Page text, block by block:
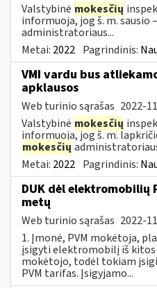
Valstybinė mokesčių
informuoja, jog š. m. sausio
administratoriaus...
Metai: 2022 Pagrindinis:
VMI vardu bus
apklausos
Web turinio sąrašas 2022-
Valstybinė mokesčių
informuoja, jog š. m.
mokesčių
Metai: 2022 Pagrindinis:
DUK dėl elektromobilių
metų
Web turinio sąrašas 2022-
1. Įmonė, PVM mokėtoja,
įsigyti elektromobilį iš kitos
mokėtojo, todėl tokiam
PVM tarifas. Įsigyjamo...